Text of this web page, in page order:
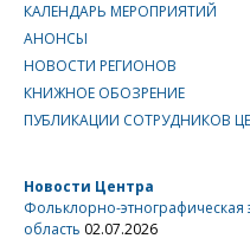
КАЛЕНДАРЬ МЕРОПРИЯТИЙ
АНОНСЫ
НОВОСТИ РЕГИОНОВ
КНИЖНОЕ ОБОЗРЕНИЕ
ПУБЛИКАЦИИ СОТРУДНИКОВ
Новости Центра
Фольклорно-этнографическая
область 02.07.2026